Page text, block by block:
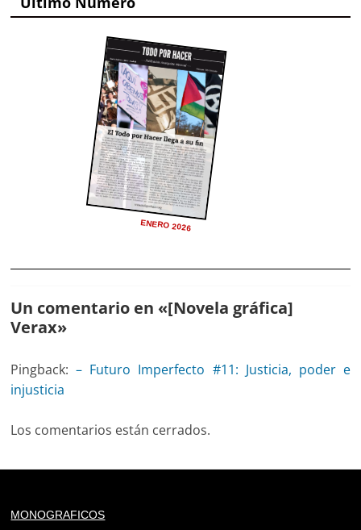
ENERO 2026
Un comentario en «[Novela gráfica]
Verax»
Pingback:– Futuro Imperfecto #11: Justicia, poder e
injusticia
Los comentarios están cerrados.
MONOGRAFICOS
of type string is deprecated in